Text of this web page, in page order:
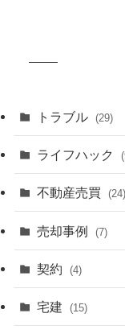
トラブル (29)
ライフハック
不動産売買 (24)
売却事例 (7)
契約 (4)
宅建 (15)